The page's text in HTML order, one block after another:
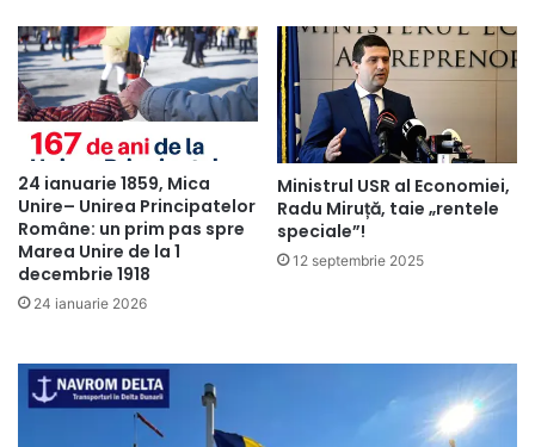
24 ianuarie 1859, Mica
Unire– Unirea Principatelor
Române: un prim pas spre
Marea Unire de la 1
decembrie 1918
24 ianuarie 2026
Ministrul USR al Economiei,
Radu Miruță, taie „rentele
speciale”!
12 septembrie 2025